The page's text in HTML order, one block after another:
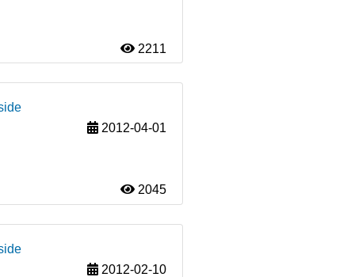
2211
2012-04-01
2045
2012-02-10